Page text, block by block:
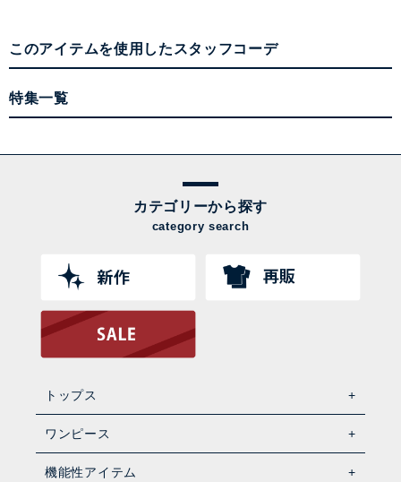
このアイテムを使用したスタッフコーデ
特集一覧
カテゴリーから探す
category search
トップス
ワンピース
機能性アイテム